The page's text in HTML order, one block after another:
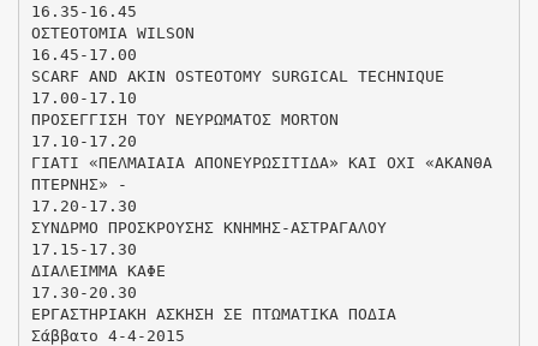
16.35-16.45
ΟΣΤΕΟΤΟΜΙΑ WILSON
16.45-17.00
SCARF AND AKIN OSTEOTOMY SURGICAL TECHNIQUE
17.00-17.10
ΠΡΟΣΕΓΓΙΣΗ ΤΟΥ ΝΕΥΡΩΜΑΤΟΣ MORTON
17.10-17.20
ΓΙΑΤΙ «ΠΕΛΜΑΙΑΙΑ ΑΠΟΝΕΥΡΩΣΙΤΙΔΑ» ΚΑΙ ΟΧΙ «ΑΚΑΝΘΑ
ΠΤΕΡΝΗΣ» -
17.20-17.30
ΣΥΝΔΡΜΟ ΠΡΟΣΚΡΟΥΣΗΣ ΚΝΗΜΗΣ-ΑΣΤΡΑΓΑΛΟΥ
17.15-17.30
ΔΙΑΛΕΙΜΜΑ ΚΑΦΕ
17.30-20.30
ΕΡΓΑΣΤΗΡΙΑΚΗ ΑΣΚΗΣΗ ΣΕ ΠΤΩΜΑΤΙΚΑ ΠΟΔΙΑ
Σάββατο 4-4-2015